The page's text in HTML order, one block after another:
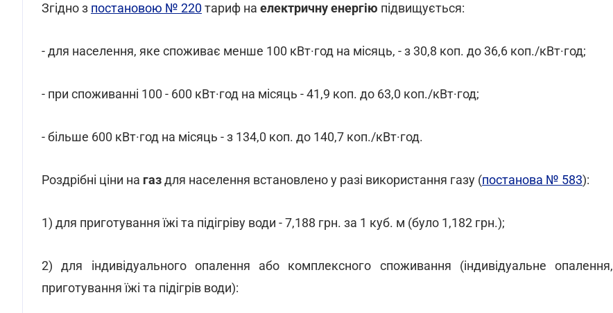
Згідно з постановою № 220тариф на електричну енергію підвищується:
- для населення, яке споживає менше 100 кВт·год на місяць, - з 30,8 коп. до 36,6 коп./кВт·год;
- при споживанні 100 - 600 кВт·год на місяць - 41,9 коп. до 63,0 коп./кВт·год;
- більше 600 кВт·год на місяць - з 134,0 коп. до 140,7 коп./кВт·год.
Роздрібні ціни на газдля населення встановлено у разі використання газу (постанова № 583):
1) для приготування їжі та підігріву води - 7,188 грн. за 1 куб. м (було 1,182 грн.);
2) для індивідуального опалення або комплексного споживання (індивідуальне опалення,
приготування їжі та підігрів води):